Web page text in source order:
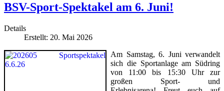
BSV-Sport-Spektakel am 6. Juni!
Details
Erstellt: 20. Mai 2026
Am Samstag, 6. Juni verwandelt
sich die Sportanlage am Südring
von 11:00 bis 15:30 Uhr zur
großen Sport- und